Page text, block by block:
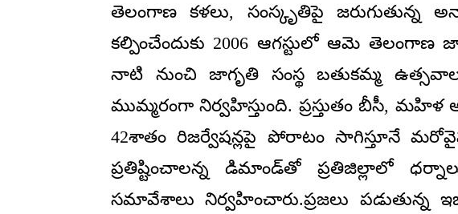
తెలంగాణ కళలు, సంస్కృతిపై జరుగుతున్న
కల్పించేందుకు 2006 ఆగస్టులో ఆమె తెలంగాణ
నాటి నుంచి జాగృతి సంస్థ బతుకమ్మ
ముమ్మరంగా నిర్వహిస్తుంది. ప్రస్తుతం బీసీ, మహిళ
42శాతం రిజర్వేషన్లపై పోరాటం సాగిస్తూనే
ప్రతిష్టించాలన్న డిమాండ్‌తో ప్రతిజిల్లాలో
సమావేశాలు నిర్వహించారు.ప్రజలు పడుతున్న